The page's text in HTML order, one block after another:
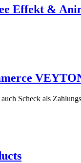
Effekt &
Scheck als